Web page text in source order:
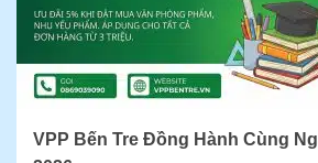
VPP Bến Tre Đồng Hành Cùng